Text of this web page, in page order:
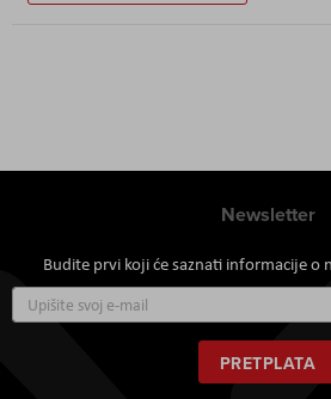
Newsletter
Budite prvi koji će saznati informacije o
se
za
naš
PRETPLATA